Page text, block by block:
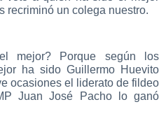
recriminó un colega nuestro.
mejor? Porque según los
ha sido Guillermo Huevito
ocasiones el liderato de fildeo
Juan José Pacho lo ganó